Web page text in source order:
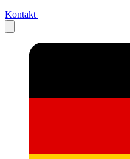
Kontakt